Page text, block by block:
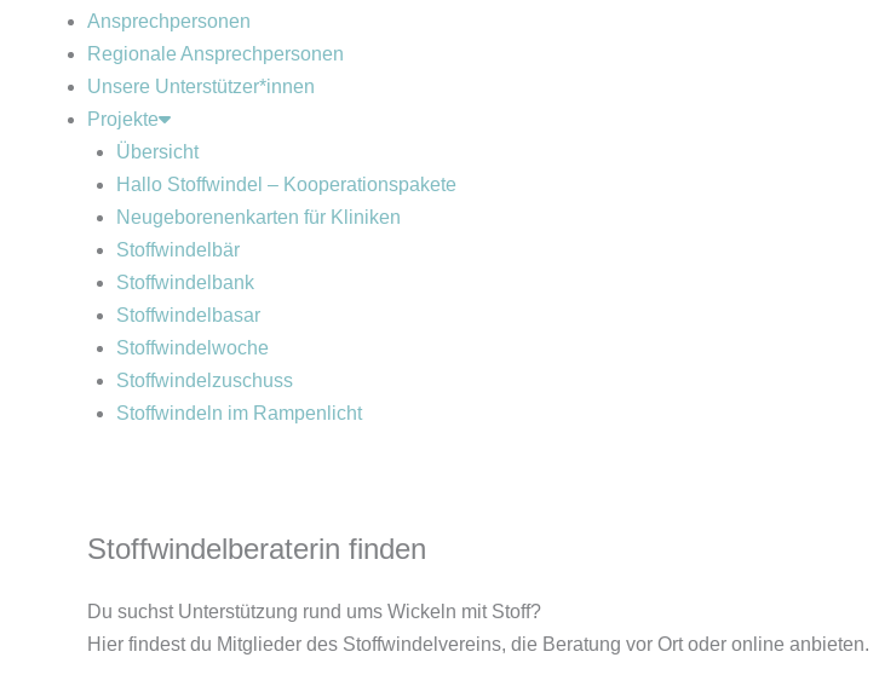
Ansprechpersonen
Regionale Ansprechpersonen
Unsere Unterstützer*innen
Projekte
Übersicht
Hallo Stoffwindel – Kooperationspakete
Neugeborenenkarten für Kliniken
Stoffwindelbär
Stoffwindelbank
Stoffwindelbasar
Stoffwindelwoche
Stoffwindelzuschuss
Stoffwindeln im Rampenlicht
Stoffwindelberaterin finden
Du suchst Unterstützung rund ums Wickeln mit Stoff?
Hier findest du Mitglieder des Stoffwindelvereins, die Beratung vor Ort oder online anbieten.